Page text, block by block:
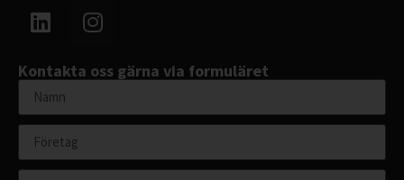
Kontakta oss gärna via formuläret